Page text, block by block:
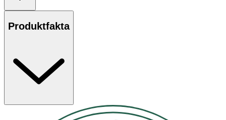
Conditioner och hårtillskottet Hair Volume.
Förvaras i rumstemperatur
OK för gravida och ammande:
Produktfakta